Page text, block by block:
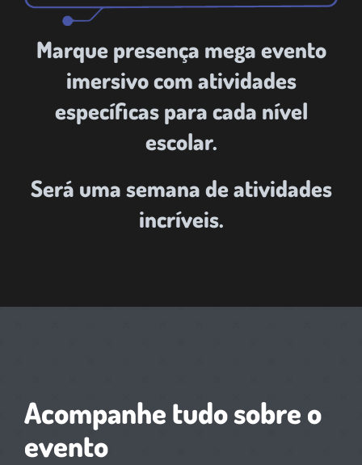
Marque presença mega evento
imersivo com atividades
específicas para cada nível
escolar.
Será uma semana de atividades
incríveis.
Acompanhe tudo sobre o
evento